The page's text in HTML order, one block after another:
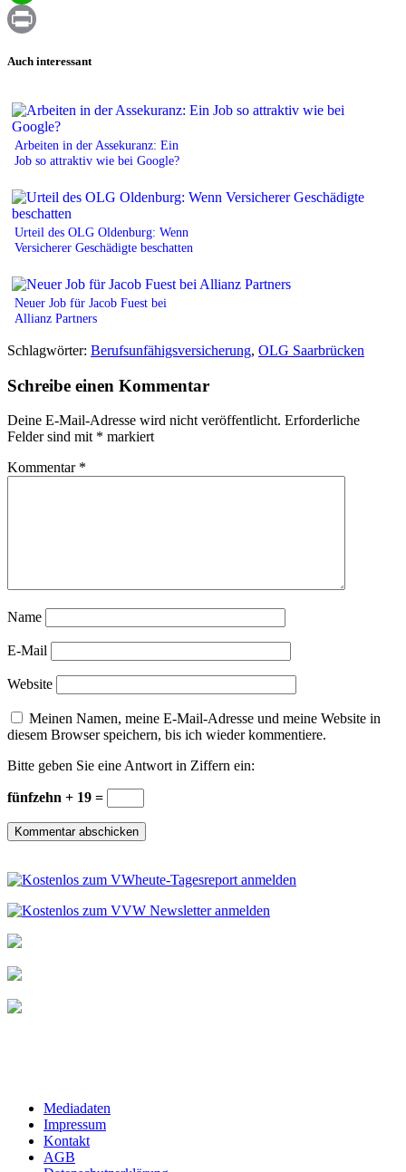
WhatsApp
Auch interessant
Arbeiten in der Assekuranz: Ein
Job so attraktiv wie bei Google?
Urteil des OLG Oldenburg: Wenn
Versicherer Geschädigte beschatten
Neuer Job für Jacob Fuest bei
Allianz Partners
Schlagwörter: Berufsunfähigsversicherung, OLG Saarbrücken
Schreibe einen Kommentar
Deine E-Mail-Adresse wird nicht veröffentlicht. Erforderliche
Felder sind mit * markiert
Kommentar *
Name
E-Mail
Website
Meinen Namen, meine E-Mail-Adresse und meine Website in
diesem Browser speichern, bis ich wieder kommentiere.
Bitte geben Sie eine Antwort in Ziffern ein:
fünfzehn + 19 =
Mediadaten
Impressum
Kontakt
AGB